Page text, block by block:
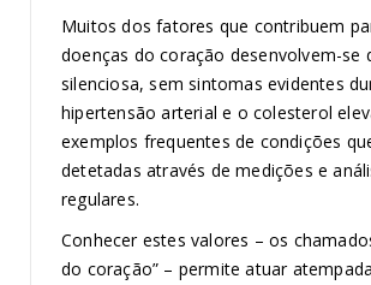
Muitos dos fatores que contribuem
doenças do coração desenvolvem-se
silenciosa, sem sintomas evidentes
hipertensão arterial e o colesterol
exemplos frequentes de condições
detetadas através de medições e
regulares.
Conhecer estes valores – os
do coração” – permite atuar